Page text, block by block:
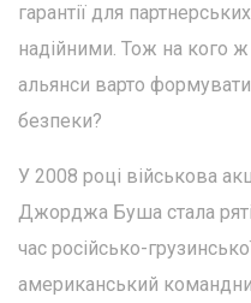
гарантії для
надійними. Тож на кого ж
альянси варто
безпеки?
У 2008 році військова
Джорджа Буша стала
час російсько-
американський